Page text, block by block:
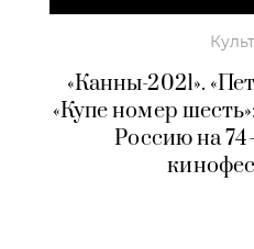
«Канны-2021».
«Купе номер
Россию на